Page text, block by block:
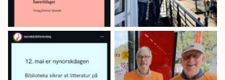
Masfjorden heisa
flagget i går! (Foto:
Jan Nik Hansen)
nynorskbok på